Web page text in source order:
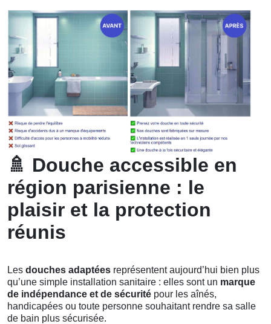
🚿 Douche accessible en
région parisienne : le
plaisir et la protection
réunis
Les douches adaptées représentent aujourd’hui bien plus
qu’une simple installation sanitaire : elles sont un marque
de indépendance et de sécurité pour les aînés,
handicapées ou toute personne souhaitant rendre sa salle
de bain plus sécurisée.